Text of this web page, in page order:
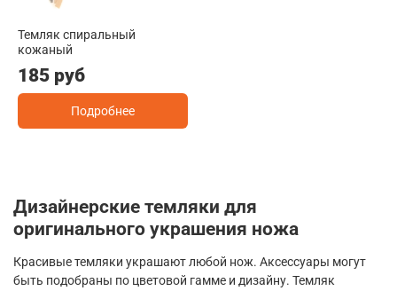
Темляк спиральный
кожаный
185 руб
Подробнее
Дизайнерские темляки для
оригинального украшения ножа
Красивые темляки украшают любой нож. Аксессуары могут
быть подобраны по цветовой гамме и дизайну. Темляк